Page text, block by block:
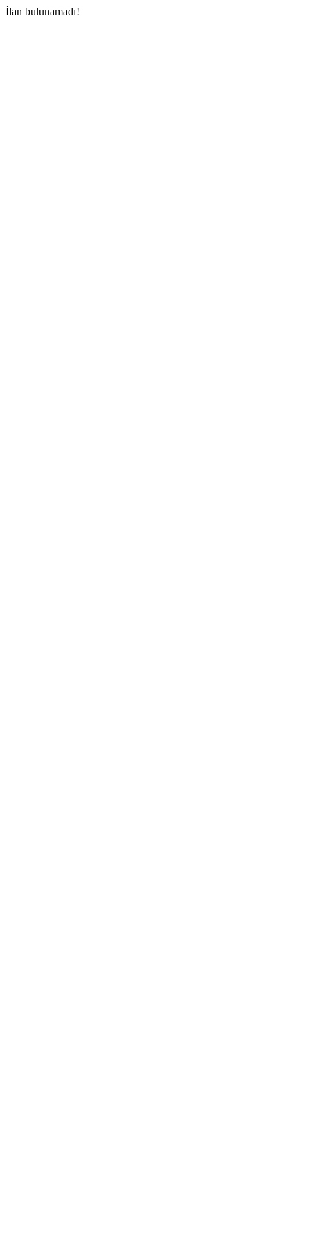
İlan bulunamadı!